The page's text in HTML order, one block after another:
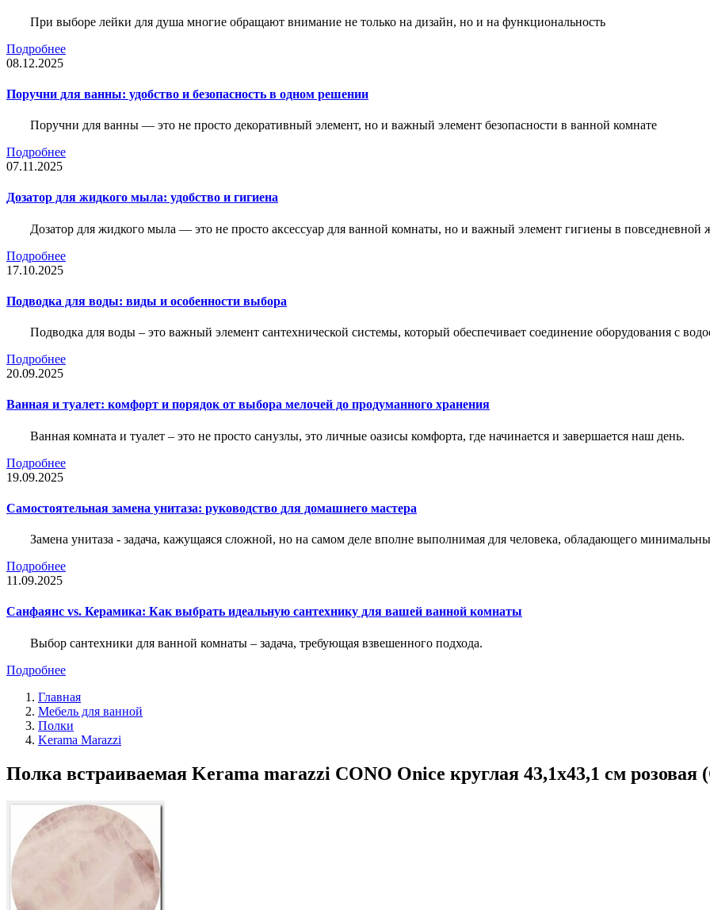
При выборе лейки для душа многие обращают внимание не только на дизайн, но и на функциональность
Подробнее
08.12.2025
Поручни для ванны: удобство и безопасность в одном решении
Поручни для ванны — это не просто декоративный элемент, но и важный элемент безопасности в ванной комнате
Подробнее
07.11.2025
Дозатор для жидкого мыла: удобство и гигиена
Дозатор для жидкого мыла — это не просто аксессуар для ванной комнаты, но и важный элемент гигиены в повседневной
Подробнее
17.10.2025
Подводка для воды: виды и особенности выбора
Подводка для воды – это важный элемент сантехнической системы, который обеспечивает соединение оборудования с
Подробнее
20.09.2025
Ванная и туалет: комфорт и порядок от выбора мелочей до продуманного хранения
Ванная комната и туалет – это не просто санузлы, это личные оазисы комфорта, где начинается и завершается наш день.
Подробнее
19.09.2025
Самостоятельная замена унитаза: руководство для домашнего мастера
Замена унитаза - задача, кажущаяся сложной, но на самом деле вполне выполнимая для человека, обладающего
Подробнее
11.09.2025
Санфаянс vs. Керамика: Как выбрать идеальную сантехнику для вашей ванной комнаты
Выбор сантехники для ванной комнаты – задача, требующая взвешенного подхода.
Подробнее
Главная
Мебель для ванной
Полки
Kerama Marazzi
Полка встраиваемая Kerama marazzi CONO Onice круглая 43,1x43,1 см розовая